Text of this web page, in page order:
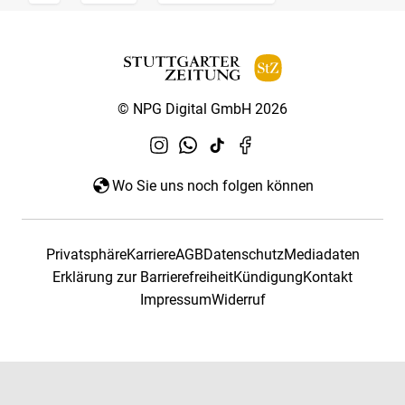
© NPG Digital GmbH 2026
Wo Sie uns noch folgen können
PrivatsphäreKarriereAGBDatenschutzMediadaten
Erklärung zur BarrierefreiheitKündigungKontakt
ImpressumWiderruf